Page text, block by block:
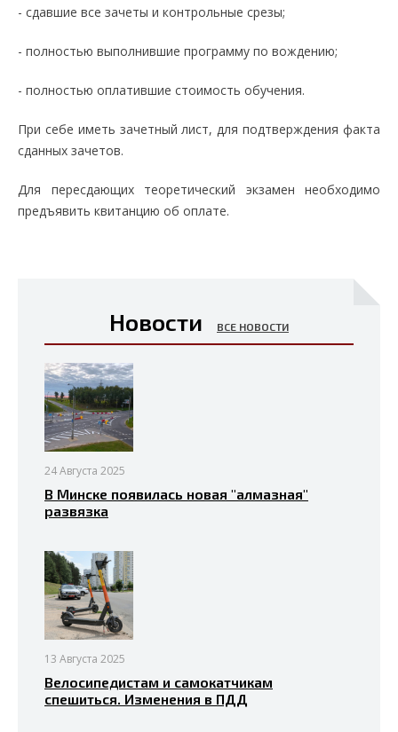
- сдавшие все зачеты и контрольные срезы;
- полностью выполнившие программу по вождению;
- полностью оплатившие стоимость обучения.
При себе иметь зачетный лист, для подтверждения факта
сданных зачетов.
Для пересдающих теоретический экзамен необходимо
предъявить квитанцию об оплате.
Новости ВСЕ НОВОСТИ
24 Августа 2025
В Минске появилась новая "алмазная"
развязка
13 Августа 2025
Велосипедистам и самокатчикам
спешиться. Изменения в ПДД